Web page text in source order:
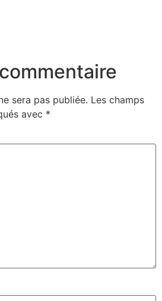
sera pas publiée. Les champs
avec *